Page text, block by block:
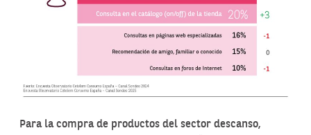
Para la compra de productos del sector descanso,